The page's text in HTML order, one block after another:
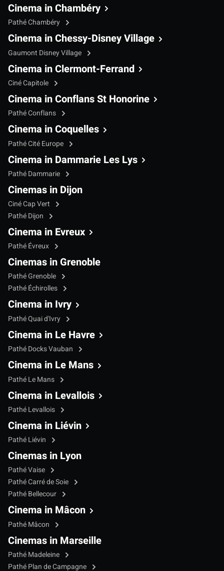
Cinema in Chambéry
Pathé Chambéry
Cinema in Chessy-Disney Village
Gaumont Disney Village
Cinema in Clermont-Ferrand
Ciné Capitole
Cinema in Conflans St Honorine
Pathé Conflans
Cinema in Coquelles
Pathé Cité Europe
Cinema in Dammarie Les Lys
Pathé Dammarie
Cinemas in Dijon
Ciné Cap Vert
Pathé Dijon
Cinema in Evreux
Pathé Évreux
Cinemas in Grenoble
Pathé Grenoble
Pathé Échirolles
Cinema in Ivry
Pathé Quai d'Ivry
Cinema in Le Havre
Pathé Docks Vauban
Cinema in Le Mans
Pathé Le Mans
Cinema in Levallois
Pathé Levallois
Cinema in Liévin
Pathé Liévin
Cinemas in Lyon
Pathé Vaise
Pathé Carré de Soie
Pathé Bellecour
Cinema in Mâcon
Pathé Mâcon
Cinemas in Marseille
Pathé Madeleine
Pathé Plan de Campagne